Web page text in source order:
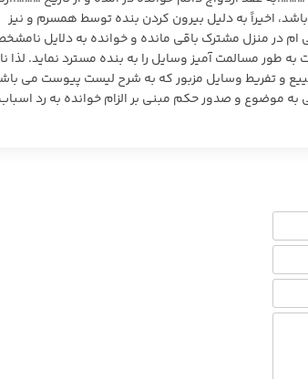
اخیراً به دلیل بیرون کردن بنده توسط همسرم و نیز
در منزل مشترک باقی مانده و خوانده به دلایل
مسالمت آمیز وسایل را به بنده مسترد نماید. لذا
و تفریط وسایل مزبور که به شرح لیست پیوست می
به موضوع و صدور حکم مبنی بر الزام خوانده به رد